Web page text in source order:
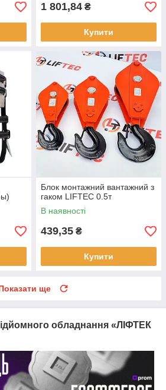
1 801,84 ₴
Купити
Блок монтажний вантажний з
гаком LIFTEC 0.5т
В наявності
439,35 ₴
Купити
ще
обладнання «ЛІФТЕК